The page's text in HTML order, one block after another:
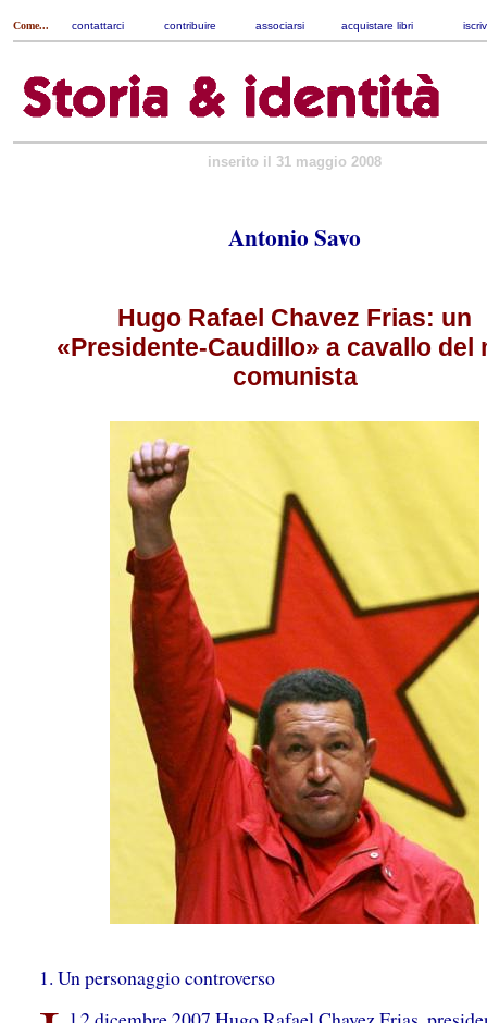
Come... contattarci contribuire associarsi acquistare libri
inserito il 31 maggio 2008
Antonio Savo
Hugo Rafael Chavez Frias: un
«Presidente-Caudillo» a cavallo del
comunista
1. Un personaggio controverso